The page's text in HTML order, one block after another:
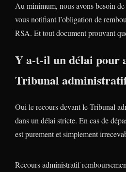
Au minimum, nous avons besoin
vous notifiant l’obligation de
RSA. Et tout document prouvant
Y a-t-il un délai pour
Tribunal
Oui le recours devant le Tribunal
dans un délai stricte. En cas de
est purement et simplement
Recours administratif